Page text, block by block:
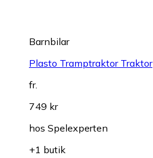
Barnbilar
Plasto Tramptraktor Traktor
fr.
749 kr
hos Spelexperten
+1 butik